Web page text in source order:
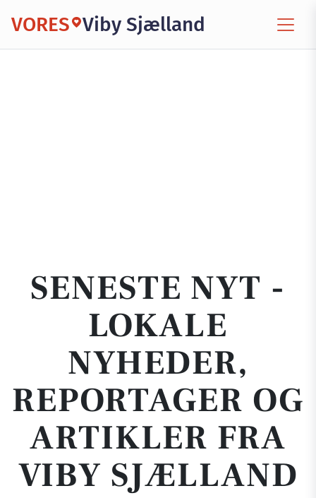
VORES Viby Sjælland
SENESTE NYT -
LOKALE
NYHEDER,
REPORTAGER OG
ARTIKLER FRA
VIBY SJÆLLAND